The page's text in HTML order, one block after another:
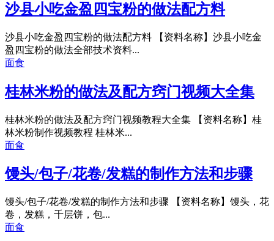
沙县小吃金盈四宝粉的做法配方料
沙县小吃金盈四宝粉的做法配方料 【资料名称】沙县小吃金
盈四宝粉的做法全部技术资料...
面食
桂林米粉的做法及配方窍门视频大全集
桂林米粉的做法及配方窍门视频教程大全集 【资料名称】桂
林米粉制作视频教程 桂林米...
面食
馒头/包子/花卷/发糕的制作方法和步骤
馒头/包子/花卷/发糕的制作方法和步骤 【资料名称】馒头，花
卷，发糕，千层饼，包...
面食